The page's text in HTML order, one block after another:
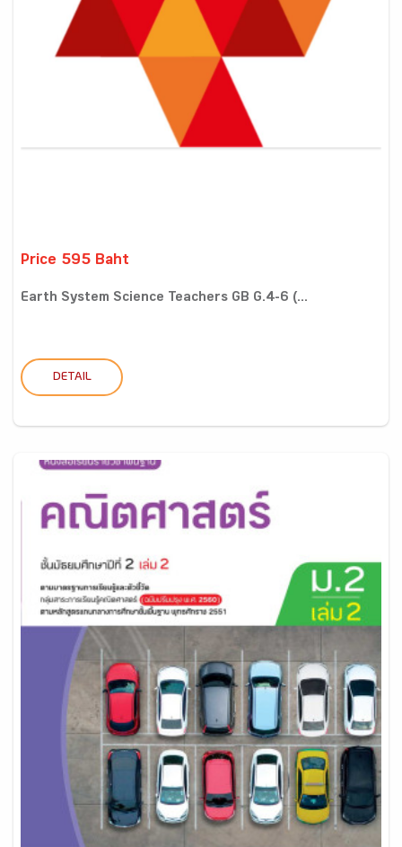
Price 595 Baht
Earth System Science Teachers GB G.4-6 (...
DETAIL